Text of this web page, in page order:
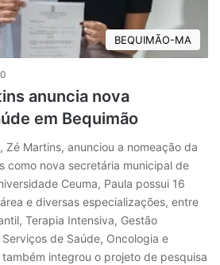
BEQUIMÃO-MA
0
anuncia nova
em Bequimão
Zé Martins, anunciou a nomeação da
como nova secretária municipal de
Ceuma, Paula possui 16
e diversas especializações, entre
Terapia Intensiva, Gestão
de Saúde, Oncologia e
também integrou o projeto de pesquisa